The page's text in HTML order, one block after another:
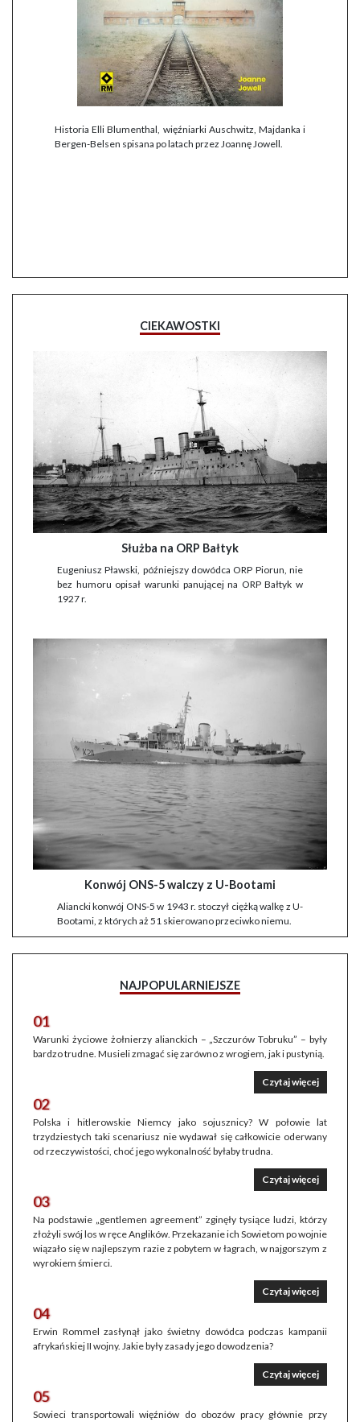
Historia Elli Blumenthal, więźniarki Auschwitz, Majdanka i
Bergen-Belsen spisana po latach przez Joannę Jowell.
CIEKAWOSTKI
Służba na ORP Bałtyk
Eugeniusz Pławski, późniejszy dowódca ORP Piorun, nie
bez humoru opisał warunki panującej na ORP Bałtyk w
1927 r.
Konwój ONS-5 walczy z U-Bootami
Aliancki konwój ONS-5 w 1943 r. stoczył ciężką walkę z U-
Bootami, z których aż 51 skierowano przeciwko niemu.
NAJPOPULARNIEJSZE
01
Warunki życiowe żołnierzy alianckich – „Szczurów Tobruku” – były
bardzo trudne. Musieli zmagać się zarówno z wrogiem, jak i pustynią.
Czytaj więcej
02
Polska i hitlerowskie Niemcy jako sojusznicy? W połowie lat
trzydziestych taki scenariusz nie wydawał się całkowicie oderwany
od rzeczywistości, choć jego wykonalność byłaby trudna.
Czytaj więcej
03
Na podstawie „gentlemen agreement” zginęły tysiące ludzi, którzy
złożyli swój los w ręce Anglików. Przekazanie ich Sowietom po wojnie
wiązało się w najlepszym razie z pobytem w łagrach, w najgorszym z
wyrokiem śmierci.
Czytaj więcej
04
Erwin Rommel zasłynął jako świetny dowódca podczas kampanii
afrykańskiej II wojny. Jakie były zasady jego dowodzenia?
Czytaj więcej
05
Sowieci transportowali więźniów do obozów pracy głównie przy